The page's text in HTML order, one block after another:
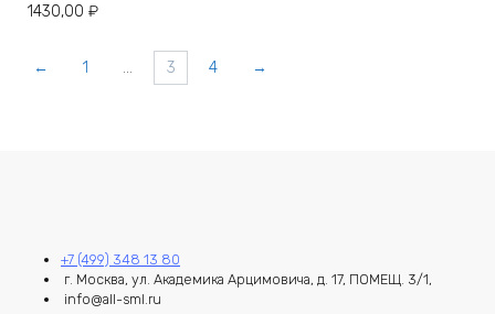
1430,00 ₽
← 1 … 3 4 →
+7 (499) 348 13 80
г. Москва, ул. Академика Арцимовича, д. 17, ПОМЕЩ. 3/1,
info@all-sml.ru